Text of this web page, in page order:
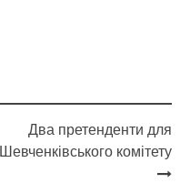
Два претенденти для
Шевченківського комітету